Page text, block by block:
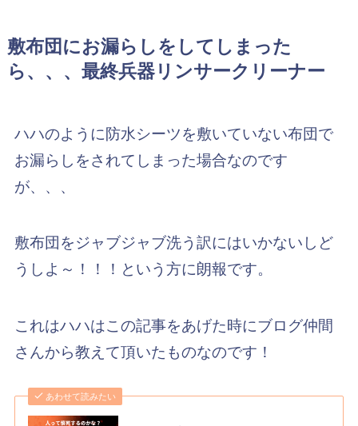
敷布団にお漏らしをしてしまった
ら、、、最終兵器リンサークリーナー
ハハのように防水シーツを敷いていない布団で
お漏らしをされてしまった場合なのです
が、、、
敷布団をジャブジャブ洗う訳にはいかないしど
うしよ～！！！という方に朗報です。
これはハハはこの記事をあげた時にブログ仲間
さんから教えて頂いたものなのです！
あわせて読みたい